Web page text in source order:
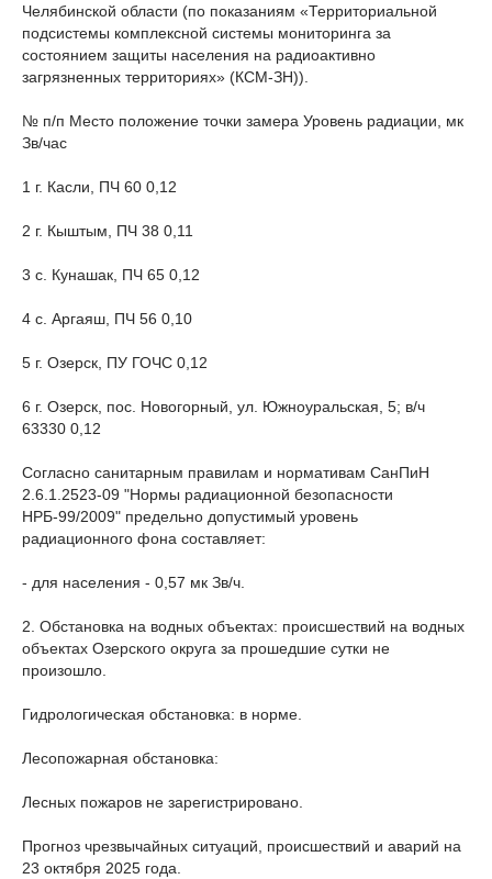
Челябинской области (по показаниям «Территориальной
подсистемы комплексной системы мониторинга за
состоянием защиты населения на радиоактивно
загрязненных территориях» (КСМ-ЗН)).
№ п/п Место положение точки замера Уровень радиации, мк
Зв/час
1 г. Касли, ПЧ 60 0,12
2 г. Кыштым, ПЧ 38 0,11
3 с. Кунашак, ПЧ 65 0,12
4 с. Аргаяш, ПЧ 56 0,10
5 г. Озерск, ПУ ГОЧС 0,12
6 г. Озерск, пос. Новогорный, ул. Южноуральская, 5; в/ч
63330 0,12
Согласно санитарным правилам и нормативам СанПиН
2.6.1.2523-09 "Нормы радиационной безопасности
НРБ-99/2009" предельно допустимый уровень
радиационного фона составляет:
- для населения - 0,57 мк Зв/ч.
2. Обстановка на водных объектах: происшествий на водных
объектах Озерского округа за прошедшие сутки не
произошло.
Гидрологическая обстановка: в норме.
Лесопожарная обстановка:
Лесных пожаров не зарегистрировано.
Прогноз чрезвычайных ситуаций, происшествий и аварий на
23 октября 2025 года.